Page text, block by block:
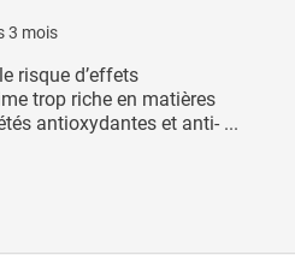
3 mois
risque d’effets
trop riche en matières
antioxydantes et anti- ...